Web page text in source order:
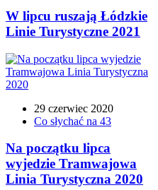
W lipcu ruszają Łódzkie
Linie Turystyczne 2021
29 czerwiec 2020
Co słychać na 43
Na początku lipca
wyjedzie Tramwajowa
Linia Turystyczna 2020